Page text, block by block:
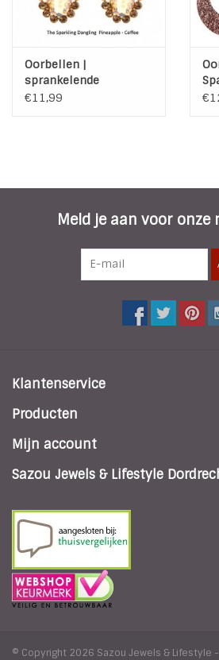
Blog
Oorbellen |
sprankelende
Pineapple | gold
€11,99
Meld je aan voor onze
Klantenservice
Producten
Mijn account
Sazou Jewels & Lifestyle
© Copyright 2026 Sazou Jewels & Lifestyle